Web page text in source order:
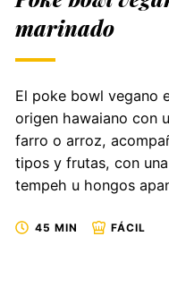
marinado
El poke bowl vegano
origen hawaiano con
farro o arroz,
tipos y frutas, con
tempeh u hongos
45 MIN FÁCIL